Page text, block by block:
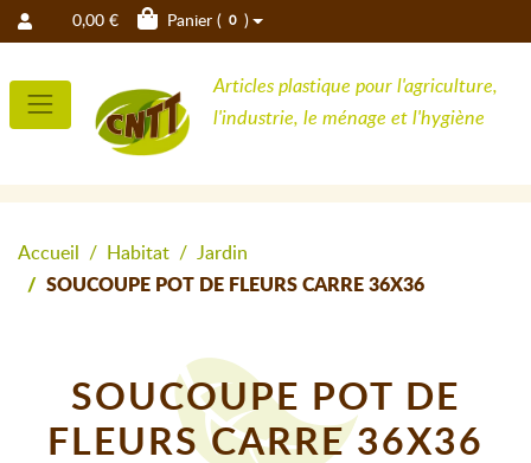
0,00 € Panier ( 0 )
Articles plastique pour l'agriculture,
l'industrie, le ménage et l'hygiène
Accueil Habitat
Jardin
SOUCOUPE POT DE FLEURS CARRE 36X36
SOUCOUPE POT DE
FLEURS CARRE 36X36